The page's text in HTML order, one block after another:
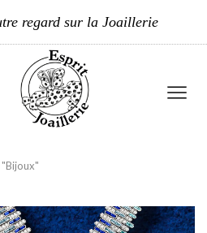
regard sur la Joaillerie